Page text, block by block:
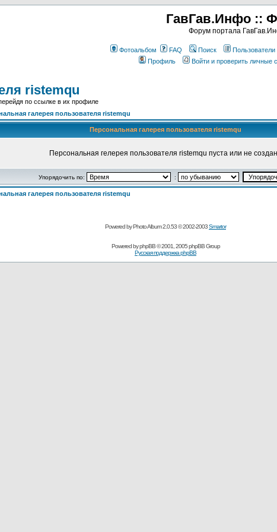
ГавГав.Инфо ::
Форум портала
Фотоальбом FAQ Поиск Пользователи
Профиль
Войти и проверить личные
ristemqu
по ссылке в их профиле
галерея пользователя ristemqu
Персональная галерея пользователя ristemqu
Персональная гелерея пользователя ristemqu пуста или не
Упорядочить по: :
галерея пользователя ristemqu
Powered by Photo Album 2.0.53 © 2002-2003Smartor
Powered byphpBB© 2001, 2005 phpBB Group
Русская поддержка phpBB